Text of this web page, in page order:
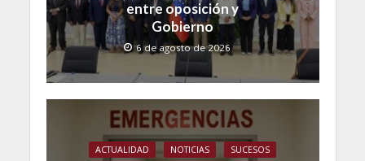
entre oposición y
Gobierno
6 de agosto de 2026
ACTUALIDAD NOTICIAS SUCESOS